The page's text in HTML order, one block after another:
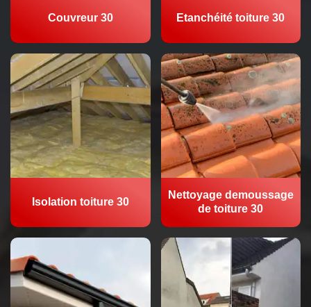
Couvreur 30 Etanchéité toiture 30
Isolation toiture 30
Nettoyage demoussage
de toiture 30